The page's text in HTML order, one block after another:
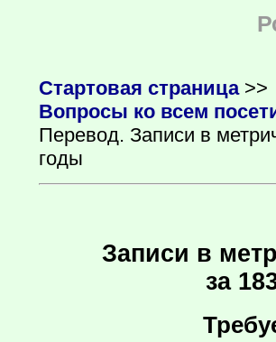
Стартовая страница>>
Вопросы ко всем
Перевод. Записи в
годы
Записи в
за